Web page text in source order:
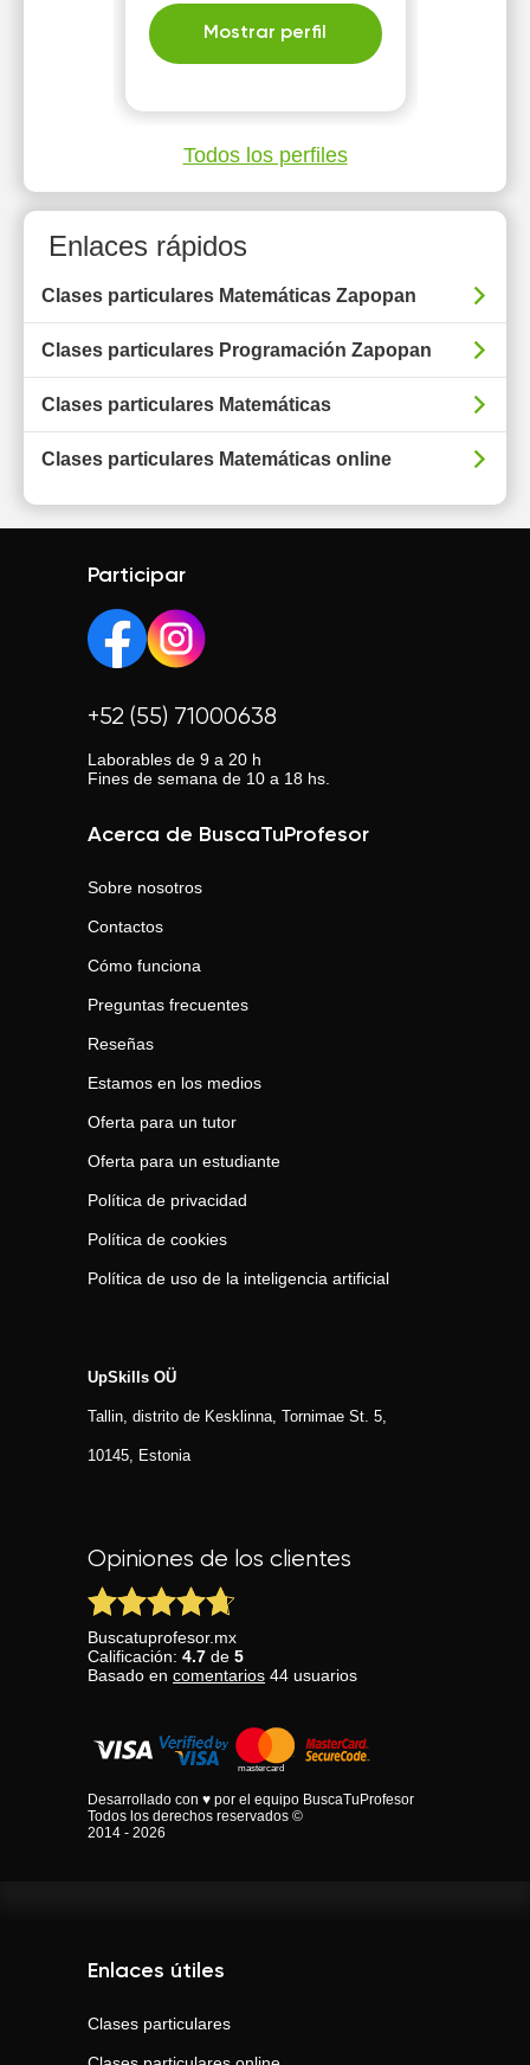
Mostrar perfil
Todos los perfiles
Enlaces rápidos
Clases particulares Matemáticas Zapopan
Clases particulares Programación Zapopan
Clases particulares Matemáticas
Clases particulares Matemáticas online
Participar
+52 (55) 71000638
Laborables de 9 a 20 h
Fines de semana de 10 a 18 hs.
Acerca de BuscaTuProfesor
Sobre nosotros
Contactos
Cómo funciona
Preguntas frecuentes
Reseñas
Estamos en los medios
Oferta para un tutor
Oferta para un estudiante
Política de privacidad
Política de cookies
Política de uso de la inteligencia artificial
UpSkills OÜ
Tallin, distrito de Kesklinna, Tornimаe St. 5,
10145, Estonia
Opiniones de los clientes
Buscatuprofesor.mx
Calificación: 4.7 de 5
Basado en comentarios 44 usuarios
Desarrollado con ♥ por el equipo BuscaTuProfesor
Todos los derechos reservados ©
2014 - 2026
Enlaces útiles
Clases particulares